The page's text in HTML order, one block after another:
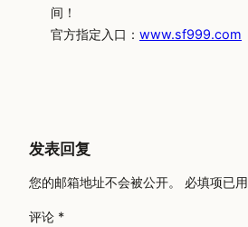
间！
官方指定入口： www.sf999.com
发表回复
您的邮箱地址不会被公开。 必填项已用
评论 *